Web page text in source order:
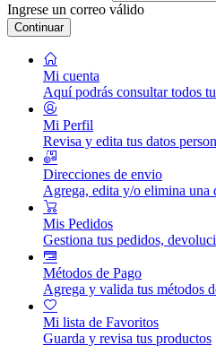
Ingrese un correo válido
Continuar
Mi cuenta
Aquí podrás consultar todos
Mi Perfil
Revisa y edita tus datos
Direcciones de envio
Agrega, edita y/o elimina una
Mis Pedidos
Gestiona tus pedidos,
Métodos de Pago
Agrega y valida tus métodos
Mi lista de Favoritos
Guarda y revisa tus productos